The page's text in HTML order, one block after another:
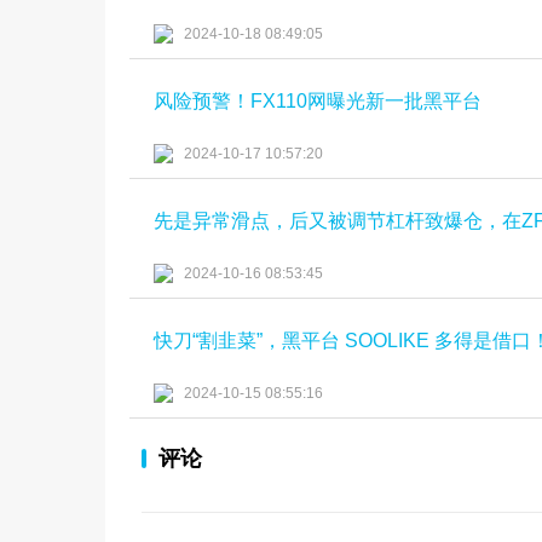
2024-10-18 08:49:05
风险预警！FX110网曝光新一批黑平台
2024-10-17 10:57:20
先是异常滑点，后又被调节杠杆致爆仓，在
2024-10-16 08:53:45
快刀“割韭菜”，黑平台 SOOLIKE 多得是借口！
2024-10-15 08:55:16
评论